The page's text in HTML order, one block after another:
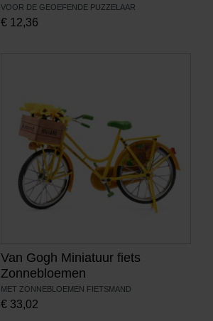
VOOR DE GEOEFENDE PUZZELAAR
€ 12,36
Van Gogh Miniatuur fiets
Zonnebloemen
MET ZONNEBLOEMEN FIETSMAND
€ 33,02